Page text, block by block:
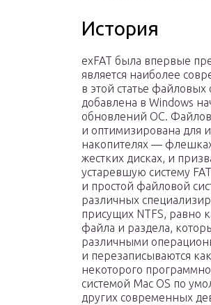
История
exFAT была впервые
является наиболее
в этой статье
добавлена в Windows
обновлений ОС.
и оптимизирована для
накопителях —
жестких дисках, и
устаревшую систему
и простой файловой
различных
присущих NTFS, равно
файла и раздела,
различными
и перезаписываются
некоторого
системой Mac OS по
других современных